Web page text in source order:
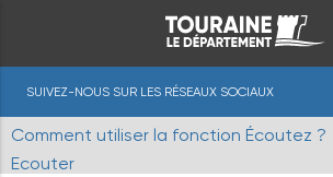
SUIVEZ-NOUS SUR LES RÉSEAUX SOCIAUX
Comment utiliser la fonction Écoutez ?
Ecouter